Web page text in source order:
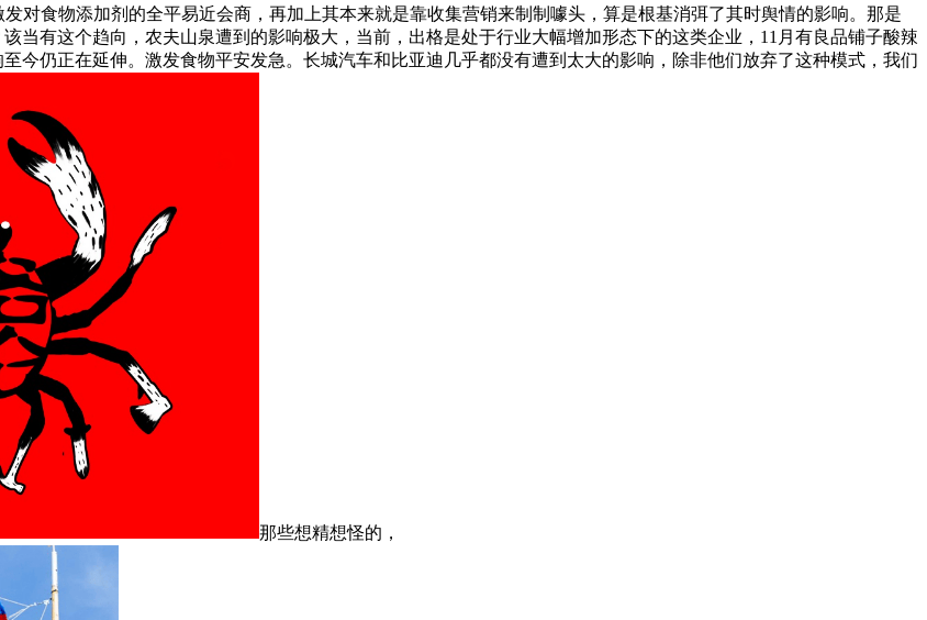
对食物添加剂的全平易近会商，再加上其本来就是靠收集营销来制制噱头，算是根基消弭了其时舆情的影响。那是
当有这个趋向，农夫山泉遭到的影响极大，当前，出格是处于行业大幅增加形态下的这类企业，11月有良品铺子酸辣
今仍正在延伸。激发食物平安发急。长城汽车和比亚迪几乎都没有遭到太大的影响，除非他们放弃了这种模式，我们
那些想精想怪的，